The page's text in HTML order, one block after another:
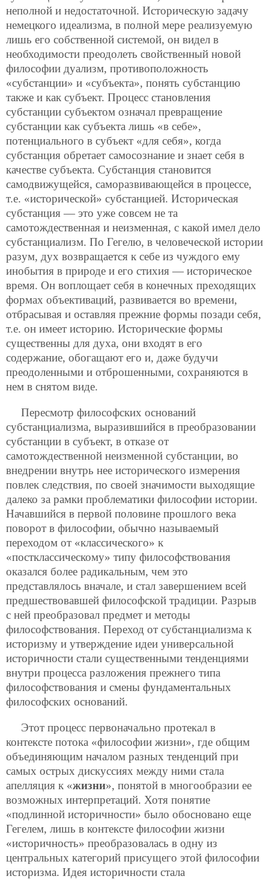
неполной и недостаточной. Историческую задачу
немецкого идеализма, в полной мере реализуемую
лишь его собственной системой, он видел в
необходимости преодолеть свойственный новой
философии дуализм, противоположность
«субстанции» и «субъекта», понять субстанцию
также и как субъект. Процесс становления
субстанции субъектом означал превращение
субстанции как субъекта лишь «в себе»,
потенциального в субъект «для себя», когда
субстанция обретает самосознание и знает себя в
качестве субъекта. Субстанция становится
самодвижущейся, саморазвивающейся в процессе,
т.е. «исторической» субстанцией. Историческая
субстанция — это уже совсем не та
самотождественная и неизменная, с какой имел дело
субстанциализм. По Гегелю, в человеческой истории
разум, дух возвращается к себе из чуждого ему
инобытия в природе и его стихия — историческое
время. Он воплощает себя в конечных преходящих
формах объективаций, развивается во времени,
отбрасывая и оставляя прежние формы позади себя,
т.е. он имеет историю. Исторические формы
существенны для духа, они входят в его
содержание, обогащают его и, даже будучи
преодоленными и отброшенными, сохраняются в
нем в снятом виде.
Пересмотр философских оснований
субстанциализма, выразившийся в преобразовании
субстанции в субъект, в отказе от
самотождественной неизменной субстанции, во
внедрении внутрь нее исторического измерения
повлек следствия, по своей значимости выходящие
далеко за рамки проблематики философии истории.
Начавшийся в первой половине прошлого века
поворот в философии, обычно называемый
переходом от «классического» к
«постклассическому» типу философствования
оказался более радикальным, чем это
представлялось вначале, и стал завершением всей
предшествовавшей философской традиции. Разрыв
с ней преобразовал предмет и методы
философствования. Переход от субстанциализма к
историзму и утверждение идеи универсальной
историчности стали существенными тенденциями
внутри процесса разложения прежнего типа
философствования и смены фундаментальных
философских оснований.
Этот процесс первоначально протекал в
контексте потока «философии жизни», где общим
объединяющим началом разных тенденций при
самых острых дискуссиях между ними стала
апелляция к «жизни», понятой в многообразии ее
возможных интерпретаций. Хотя понятие
«подлинной историчности» было обосновано еще
Гегелем, лишь в контексте философии жизни
«историчность» преобразовалась в одну из
центральных категорий присущего этой философии
историзма. Идея историчности стала